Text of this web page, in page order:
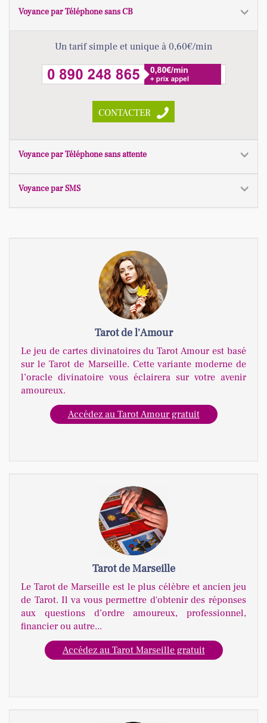
Voyance par Téléphone sans CB
Un tarif simple et unique à 0,60€/min
CONTACTER
Voyance par Téléphone sans attente
Voyance par SMS
Tarot de l'Amour
Le jeu de cartes divinatoires du Tarot Amour est basé
sur le Tarot de Marseille. Cette variante moderne de
l’oracle divinatoire vous éclairera sur votre avenir
amoureux.
Accédez au Tarot Amour gratuit
Tarot de Marseille
Le Tarot de Marseille est le plus célèbre et ancien jeu
de Tarot. Il va vous permettre d'obtenir des réponses
aux questions d’ordre amoureux, professionnel,
financier ou autre...
Accédez au Tarot Marseille gratuit